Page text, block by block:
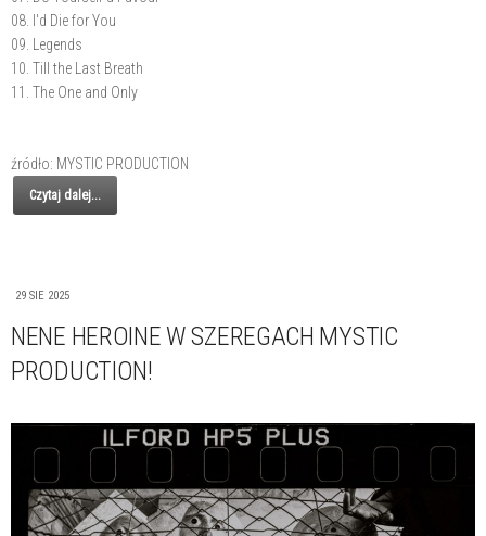
08. I'd Die for You
09. Legends
10. Till the Last Breath
11. The One and Only
źródło: MYSTIC PRODUCTION
Czytaj dalej...
29 SIE 2025
NENE HEROINE W SZEREGACH MYSTIC
PRODUCTION!